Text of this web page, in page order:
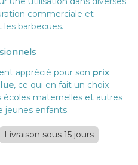
commerciale et
barbecues.
apprécié pour son prix
, ce qui en fait un choix
écoles maternelles et autres
jeunes enfants.
Livraison sous 15 jours